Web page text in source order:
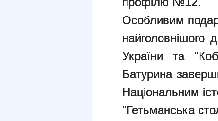
Особливим
найголовнішого
України та
Батурина
Національним
"Гетьманська